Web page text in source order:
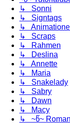
↳ Sonni
↳ Signtags
↳
↳ Scraps
↳ Rahmen
↳ Deslina
↳ Annette
↳ Maria
↳ Snakelady
↳ Sabry
↳ Dawn
↳ Macy
↳ ~წ~